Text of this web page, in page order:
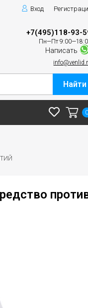
Вход
+7(495)118-93-
Пн—Пт
Написать
Найти